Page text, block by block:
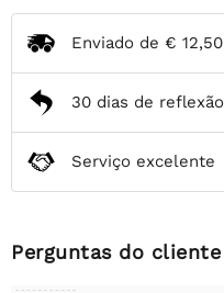
Enviado de € 12,50
30 dias de reflexão
Serviço excelente
Perguntas do cliente